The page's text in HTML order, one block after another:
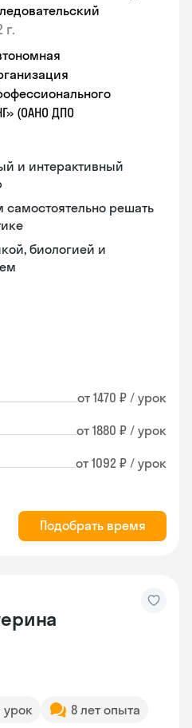
г.
(ОАНО ДПО
и интерактивный
самостоятельно решать
биологией и
от 1470 ₽ / урок
от 1880 ₽ / урок
от 1092 ₽ / урок
Подобрать время
урок
8 лет опыта